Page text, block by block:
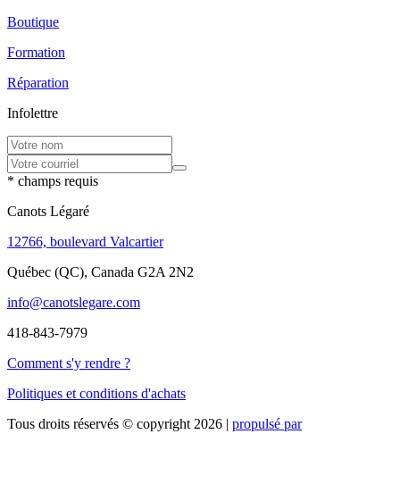
Boutique
Formation
Réparation
Infolettre
* champs requis
Canots Légaré
12766, boulevard Valcartier
Québec (QC), Canada G2A 2N2
info@canotslegare.com
418-843-7979
Comment s'y rendre ?
Politiques et conditions d'achats
Tous droits réservés © copyright 2026 | propulsé par